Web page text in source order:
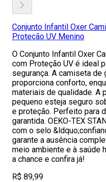
Conjunto Infantil Oxer
Proteção UV Menino
O Conjunto Infantil Oxer
com Proteção UV é ideal
segurança. A camiseta de
proporciona conforto,
materiais de qualidade. A
pequeno esteja seguro
e proteção. Perfeito para
garantida. OEKO-TEX
com o selo
garante a ausência
meio ambiente e à saúde
a chance e confira já!
R$ 89,99